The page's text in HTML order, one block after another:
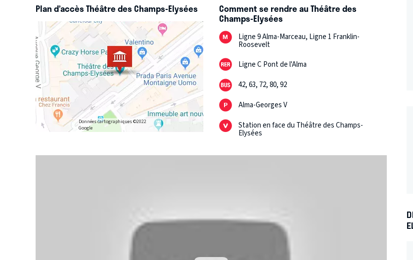
Plan d’accès Théâtre des Champs-Elysées
Données cartographiques ©2022
Google
Comment se rendre au Théâtre des
Champs-Elysées
Ligne 9 Alma-Marceau, Ligne 1 Franklin-
Roosevelt
Ligne C Pont de l'Alma
42, 63, 72, 80, 92
Alma-Georges V
Station en face du Théâtre des Champs-
Elysées